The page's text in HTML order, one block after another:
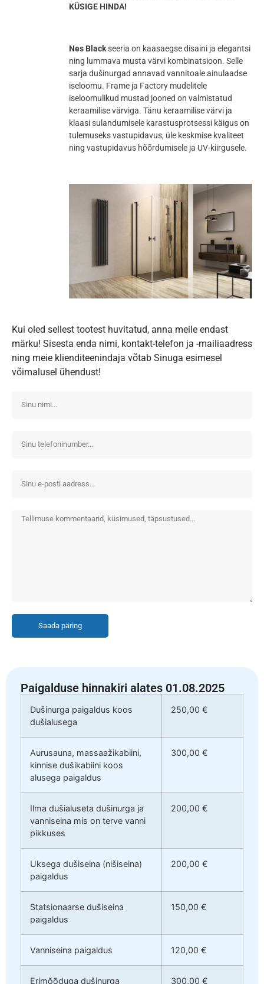
KÜSIGE HINDA!
Nes Blackseeria on kaasaegse disaini ja elegantsi
ning lummava musta värvi kombinatsioon. Selle
sarja dušinurgad annavad vannitoale ainulaadse
iseloomu. Frame ja Factory mudelitele
iseloomulikud mustad jooned on valmistatud
keraamilise värviga. Tänu keraamilise värvi ja
klaasi sulandumisele karastusprotsessi käigus on
tulemuseks vastupidavus, üle keskmise kvaliteet
ning vastupidavus hõõrdumisele ja UV-kiirgusele.
Kui oled sellest tootest huvitatud, anna meile endast
märku! Sisesta enda nimi, kontakt-telefon ja -mailiaadress
ning meie klienditeenindaja võtab Sinuga esimesel
võimalusel ühendust!
Saada päring
Paigalduse hinnakiri alates 01.08.2025
Dušinurga paigaldus koos
dušialusega
250,00 €
Aurusauna, massaažikabiini,
kinnise dušikabiini koos
alusega paigaldus
300,00 €
Ilma dušialuseta dušinurga ja
vanniseina mis on terve vanni
pikkuses
200,00 €
Uksega dušiseina (nišiseina)
paigaldus
200,00 €
Statsionaarse dušiseina
paigaldus
150,00 €
Vanniseina paigaldus 120,00 €
Erimõõduga dušinurga 300,00 €